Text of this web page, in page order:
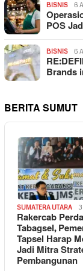
BISNIS 6
POS
BISNIS 6
Brands
BERITA SUMUT
SUMATERA UTARA
Rakercab
Tabagsel,
Tapsel Harap
Jadi Mitra
Pembangunan